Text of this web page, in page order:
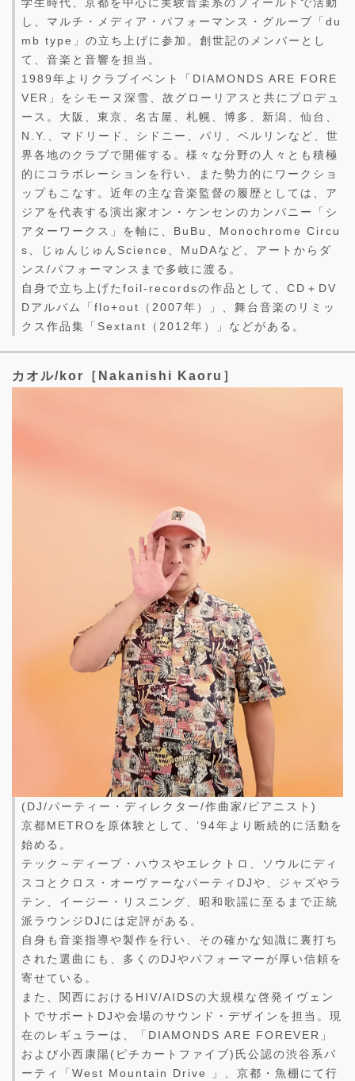
し、マルチ・メディア・パフォーマンス・グループ「du
mb type」の立ち上げに参加。創世記のメンバーとし
て、音楽と音響を担当。
1989年よりクラブイベント「DIAMONDS ARE FORE
VER」をシモーヌ深雪、故グローリアスと共にプロデュ
ース。大阪、東京、名古屋、札幌、博多、新潟、仙台、
N.Y.、マドリード、シドニー、パリ、ベルリンなど、世
界各地のクラブで開催する。様々な分野の人々とも積極
的にコラボレーションを行い、また勢力的にワークショ
ップもこなす。近年の主な音楽監督の履歴としては、ア
ジアを代表する演出家オン・ケンセンのカンパニー「シ
アターワークス」を軸に、BuBu、Monochrome Circu
s、じゅんじゅんScience、MuDAなど、アートからダ
ンス/パフォーマンスまで多岐に渡る。
自身で立ち上げたfoil-recordsの作品として、CD＋DV
Dアルバム「flo+out（2007年）」、舞台音楽のリミッ
クス作品集「Sextant（2012年）」などがある。
カオル/kor［Nakanishi Kaoru］
(DJ/パーティー・ディレクター/作曲家/ピアニスト)
京都METROを原体験として、’94年より断続的に活動を
始める。
テック～ディープ・ハウスやエレクトロ、ソウルにディ
スコとクロス・オーヴァーなパーティDJや、ジャズやラ
テン、イージー・リスニング、昭和歌謡に至るまで正統
派ラウンジDJには定評がある。
自身も音楽指導や製作を行い、その確かな知識に裏打ち
された選曲にも、多くのDJやパフォーマーが厚い信頼を
寄せている。
また、関西におけるHIV/AIDSの大規模な啓発イヴェン
トでサポートDJや会場のサウンド・デザインを担当。現
在のレギュラーは、「DIAMONDS ARE FOREVER」
および小西康陽(ピチカートファイブ)氏公認の渋谷系パ
ーティ「West Mountain Drive 」、京都・魚棚にて行